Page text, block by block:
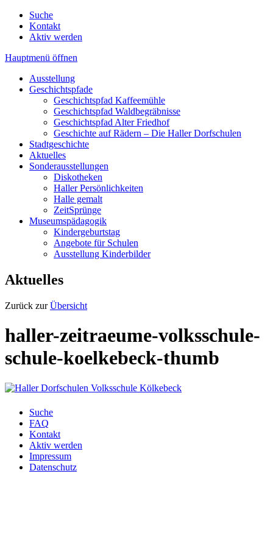
Suche
Kontakt
Aktiv werden
Hauptmenü öffnen
Ausstellung
Geschichtspfade
Geschichtspfad Kaffeemühle
Geschichtspfad Waldbegräbnisse
Geschichtspfad Alter Friedhof
Geschichte auf Rädern – Die Haller Dorfschulen
Stadtgeschichte
Aktuelles
Sonderausstellungen
Diskotheken
Haller Persönlichkeiten
Halle gemalt
ZeitSprünge
Museumspädagogik
Kindergeburtstag
Angebote für Schulen
Ausstellung Kinderbilder
Aktuelles
Zurück zurÜbersicht
haller-zeitraeume-volksschule-
schule-koelkebeck-thumb
Suche
FAQ
Kontakt
Aktiv werden
Impressum
Datenschutz